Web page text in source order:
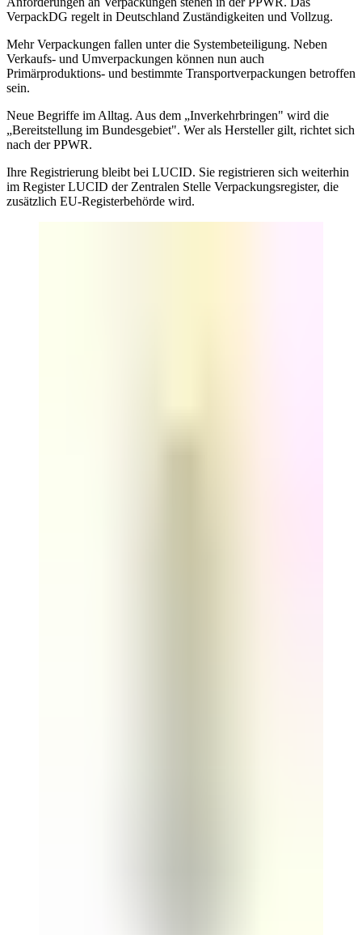
VerpackDG regelt in Deutschland Zuständigkeiten und Vollzug.
Mehr Verpackungen fallen unter die Systembeteiligung. Neben
Verkaufs- und Umverpackungen können nun auch
Primärproduktions- und bestimmte Transportverpackungen betroffen
sein.
Neue Begriffe im Alltag. Aus dem „Inverkehrbringen" wird die
„Bereitstellung im Bundesgebiet". Wer als Hersteller gilt, richtet sich
nach der PPWR.
Ihre Registrierung bleibt bei LUCID. Sie registrieren sich weiterhin
im Register LUCID der Zentralen Stelle Verpackungsregister, die
zusätzlich EU-Registerbehörde wird.